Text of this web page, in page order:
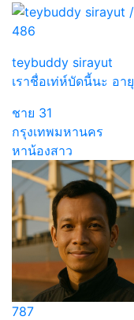
486
teybuddy sirayut
เราชื่อเท่ห์บัดนี้นะ อ
ชาย 31
กรุงเทพมหานคร
หาน้องสาว
787